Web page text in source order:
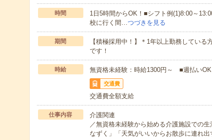
時間
1日5時間からOK！■シフト例(1)8:00～
校に行く間…つづきを見る
期間
【積極採用中！】＊1年以上勤務してい
です！
時給 無資格未経験：時給1300円～ ■週払い
交通費
交通費全額支給
仕事内容
介護関連
／無資格未経験から始める介護施設での
なずく」「天気がいいからお散歩に連れ